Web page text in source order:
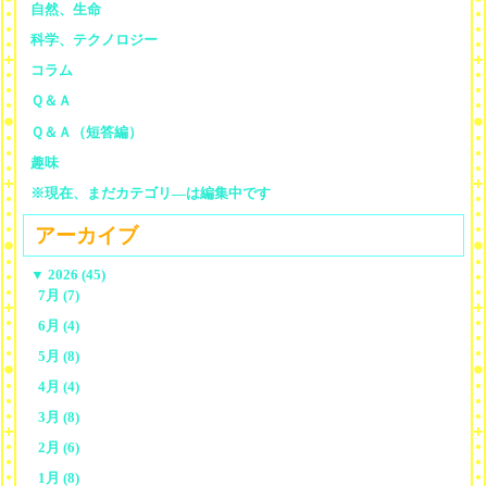
自然、生命
科学、テクノロジー
コラム
Ｑ＆Ａ
Ｑ＆Ａ（短答編）
趣味
※現在、まだカテゴリ—は編集中です
アーカイブ
▼ 2026 (45)
7月 (7)
6月 (4)
5月 (8)
4月 (4)
3月 (8)
2月 (6)
1月 (8)